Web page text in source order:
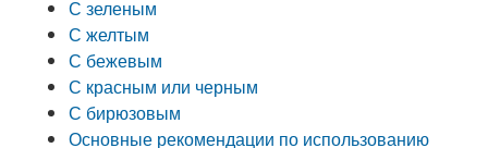
С зеленым
С желтым
С бежевым
С красным или черным
С бирюзовым
Основные рекомендации по использованию